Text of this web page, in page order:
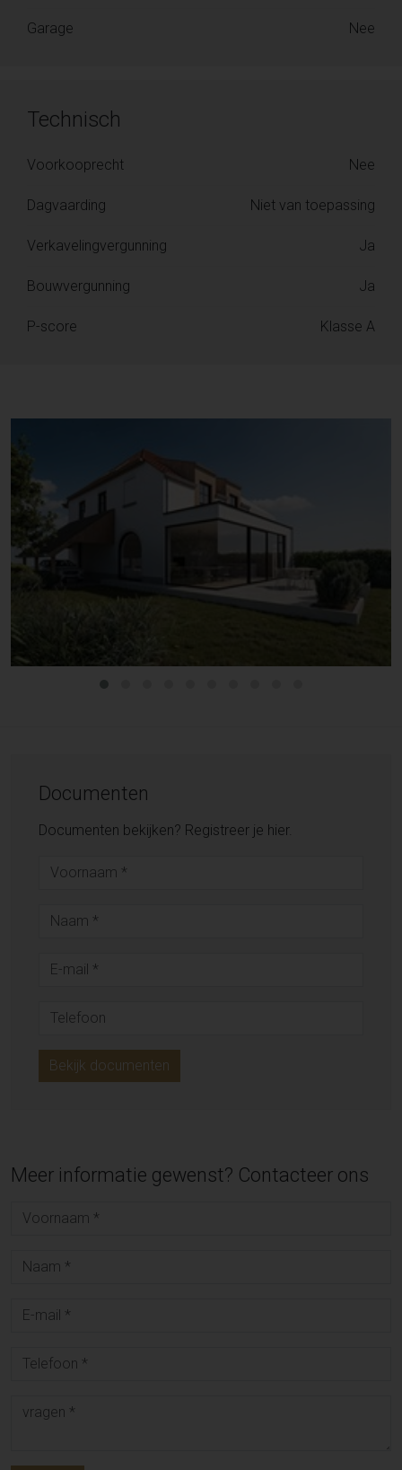
Garage Nee
Technisch
Voorkooprecht Nee
Dagvaarding Niet van toepassing
Verkavelingvergunning Ja
Bouwvergunning Ja
P-score Klasse A
Documenten
Documenten bekijken? Registreer je hier.
Bekijk documenten
Meer informatie gewenst? Contacteer ons